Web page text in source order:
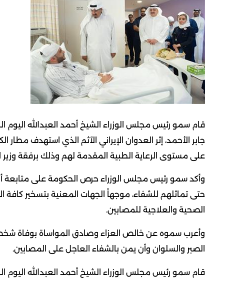
قام سمو رئيس مجلس الوزراء الشيخ أحمد العبدالله
جابر الأحمد، إثر العدوان الإيراني الآثم الذي استهدف
على مستوى الرعاية الطبية المقدمة لهم وذلك برفقة
وأكد سمو رئيس مجلس الوزراء حرص الحكومة على متابعة
حتى تماثلهم للشفاء، موجهاً الجهات المعنية بتسخير كافة
الصحية والعلاجية للمصابين.
وأعرب سموه عن خالص العزاء وصادق المواساة بوفاة
الصبر والسلوان وأن يمن بالشفاء العاجل على المصابين.
قام سمو رئيس مجلس الوزراء الشيخ أحمد العبدالله